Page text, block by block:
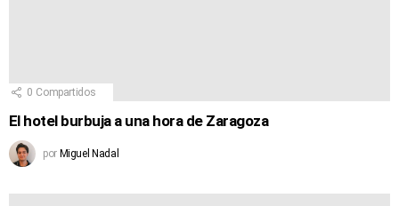
0 Compartidos
El hotel burbuja a una hora de Zaragoza
por Miguel Nadal